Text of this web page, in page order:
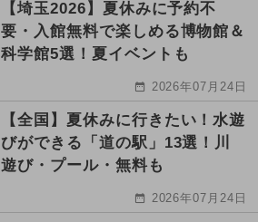
【埼玉2026】夏休みに予約不
要・入館無料で楽しめる博物館＆
科学館5選！夏イベントも
2026年07月24日
【全国】夏休みに行きたい！水遊
びができる「道の駅」13選！川
遊び・プール・無料も
2026年07月24日